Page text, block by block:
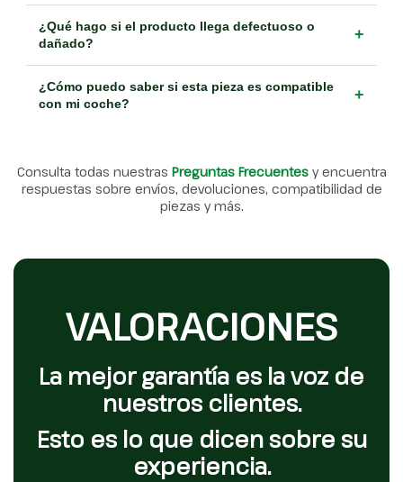
¿Qué hago si el producto llega defectuoso o
dañado?
+
¿Cómo puedo saber si esta pieza es compatible
con mi coche?
+
Consulta todas nuestras Preguntas Frecuentes y encuentra
respuestas sobre envíos, devoluciones, compatibilidad de
piezas y más.
VALORACIONES
La mejor garantía es la voz de
nuestros clientes.
Esto es lo que dicen sobre su
experiencia.